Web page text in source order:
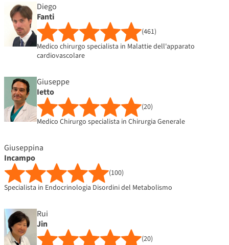
Diego
Fanti
(461)
Medico chirurgo specialista in Malattie dell'apparato
cardiovascolare
Giuseppe
Ietto
(20)
Medico Chirurgo specialista in Chirurgia Generale
Giuseppina
Incampo
(100)
Specialista in Endocrinologia Disordini del Metabolismo
Rui
Jin
(20)